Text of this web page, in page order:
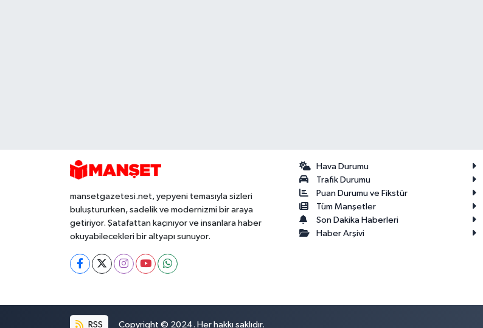
mansetgazetesi.net, yepyeni temasıyla sizleri
buluştururken, sadelik ve modernizmi bir araya
getiriyor. Şatafattan kaçınıyor ve insanlara haber
okuyabilecekleri bir altyapı sunuyor.
Hava Durumu
Trafik Durumu
Puan Durumu ve Fikstür
Tüm Manşetler
Son Dakika Haberleri
Haber Arşivi
RSS Copyright © 2024. Her hakkı saklıdır.